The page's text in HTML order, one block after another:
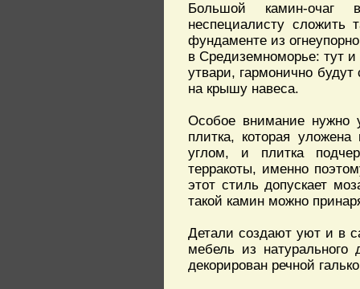
Большой камин-очаг
неспециалисту сложить
фундаменте из
в Средиземноморье: тут
утвари, гармонично
на крышу навеса.
Особое внимание нужно
плитка, которая
углом, и плитка
терракоты, именно
этот стиль допускает
такой камин можно
Детали создают уют и в
мебель из
декорирован речной